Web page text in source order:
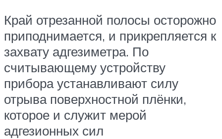
Край отрезанной полосы осторожно
приподнимается, и прикрепляется к
захвату адгезиметра. По
считывающему устройству
прибора устанавливают силу
отрыва поверхностной плёнки,
которое и служит мерой
адгезионных сил